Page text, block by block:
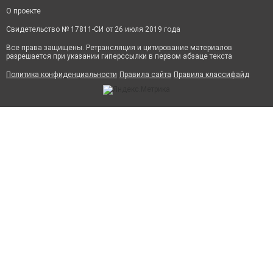
О проекте
Свидетельство № 17811-СИ от 26 июля 2019 года
Все права защищены. Ретрансляция и цитирование материалов
разрешается при указании гиперссылки в первом абзаце текста
Политика конфиденциальности Правила сайта Правила классифайд